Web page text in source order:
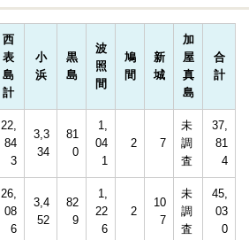
西
表
島
計
小
浜
黒
島
波
照
間
鳩
間
新
城
加
屋
真
島
合
計
22,
84
3
3,3
34
81
0
1,
04
1
2 7
未
調
査
37,
81
4
26,
08
6
3,4
52
82
9
1,
22
6
2
10
7
未
調
査
45,
03
0